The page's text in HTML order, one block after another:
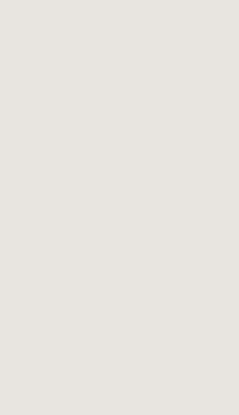
aktuellen Zeitpunkt nicht
Kontaktdaten direkt an